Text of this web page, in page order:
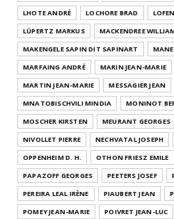
LHOTE ANDRÉ LOCHORE BRAD
LÜPERTZ MARKUS
MACKENDREE
MAKENGELE SAPIN DIT SAPINART
MARFAING ANDRÉ
MARIN JEAN-MARIE
MARTIN JEAN-MARIE
MESSAGIER JEAN
MNATOBISCHVILI MINDIA
MONINOT
MOSCHER KIRSTEN
MEURANT GEORGES
NIVOLLET PIERRE
NECHVATAL JOSEPH
OPPENHEIM D. H.
OTHON FRIESZ EMILE
PAPAZOFF GEORGES
PEETERS JOSEF
PEREIRA LEAL IRÈNE
PIAUBERT JEAN
POMEY JEAN-MARIE
POIVRET JEAN-LUC